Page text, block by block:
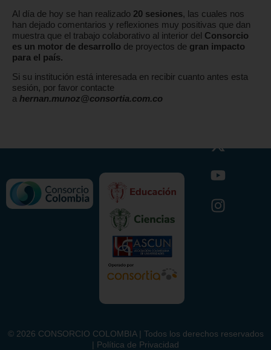
Al día de hoy se han realizado 20 sesiones, las cuales nos
han dejado comentarios y reflexiones muy positivas que dan
muestra que el trabajo colaborativo al interior del Consorcio
es un motor de desarrollo de proyectos de gran impacto
para el país.
Si su institución está interesada en recibir cuanto antes esta
sesión, por favor contacte
a hernan.munoz@consortia.com.co
© 2026 CONSORCIO COLOMBIA | Todos los derechos reservados
| Política de Privacidad